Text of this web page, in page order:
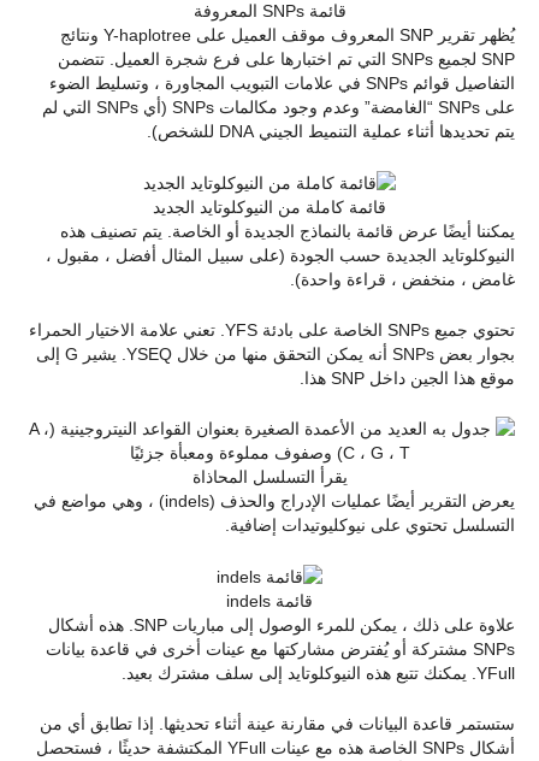
قائمة SNPs المعروفة
يُظهر تقرير SNP المعروف موقف العميل على Y-haplotree ونتائج
SNP لجميع SNPs التي تم اختبارها على فرع شجرة العميل. تتضمن
التفاصيل قوائم SNPs في علامات التبويب المجاورة ، وتسليط الضوء
على SNPs “الغامضة” وعدم وجود مكالمات SNPs (أي SNPs التي لم
يتم تحديدها أثناء عملية التنميط الجيني DNA للشخص).
قائمة كاملة من النيوكلوتايد الجديد
يمكننا أيضًا عرض قائمة بالنماذج الجديدة أو الخاصة. يتم تصنيف هذه
النيوكلوتايد الجديدة حسب الجودة (على سبيل المثال أفضل ، مقبول ،
غامض ، منخفض ، قراءة واحدة).
تحتوي جميع SNPs الخاصة على بادئة YFS. تعني علامة الاختيار الحمراء
بجوار بعض SNPs أنه يمكن التحقق منها من خلال YSEQ. يشير G إلى
موقع هذا الجين داخل SNP هذا.
يقرأ التسلسل المحاذاة
يعرض التقرير أيضًا عمليات الإدراج والحذف (indels) ، وهي مواضع في
التسلسل تحتوي على نيوكليوتيدات إضافية.
قائمة indels
علاوة على ذلك ، يمكن للمرء الوصول إلى مباريات SNP. هذه أشكال
SNPs مشتركة أو يُفترض مشاركتها مع عينات أخرى في قاعدة بيانات
YFull. يمكنك تتبع هذه النيوكلوتايد إلى سلف مشترك بعيد.
ستستمر قاعدة البيانات في مقارنة عينة أثناء تحديثها. إذا تطابق أي من
أشكال SNPs الخاصة هذه مع عينات YFull المكتشفة حديثًا ، فستحصل